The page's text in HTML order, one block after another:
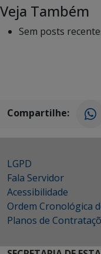
Veja Também
Sem posts
Compartilhe:
LGPD
Fala Servidor
Acessibilidade
Ordem Cronológica
Planos de